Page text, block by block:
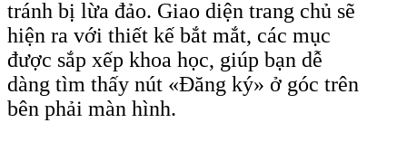
tránh bị lừa đảo. Giao diện trang chủ sẽ
hiện ra với thiết kế bắt mắt, các mục
được sắp xếp khoa học, giúp bạn dễ
dàng tìm thấy nút «Đăng ký» ở góc trên
bên phải màn hình.